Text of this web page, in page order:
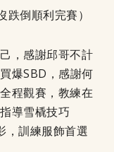
倒順利完賽）
，感謝邱哥不計
爆SBD，感謝何
程觀賽，教練在
導雪橇技巧
，訓練服飾首選